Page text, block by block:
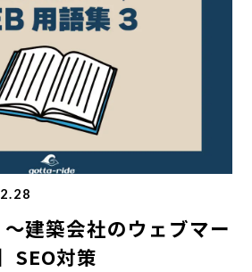
～建築会社のウェブマー
SEO対策